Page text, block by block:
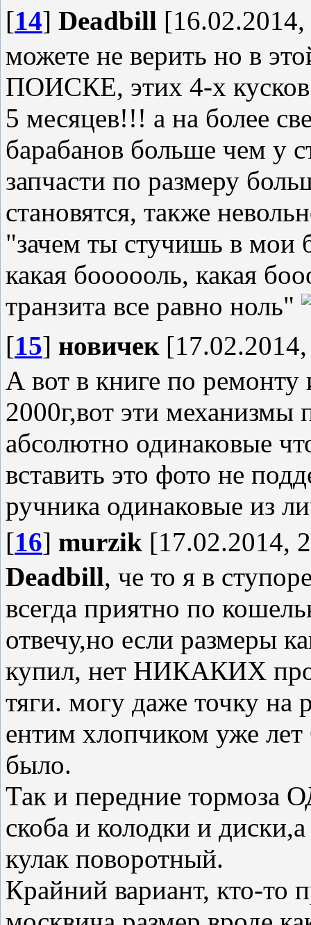
[14] Deadbill
можете не верить но в
ПОИСКЕ, этих 4-х кусков
5 месяцев!!! а на более
барабанов больше чем у
запчасти по размеру
становятся, также
"зачем ты стучишь в мои
какая боооооль, какая
транзита все равно ноль"
[15] новичек
А вот в книге по ремонту
2000г,вот эти
абсолютно одинаковые
вставить это фото не
ручника одинаковые из
[16] murzik [17.02.2014,
Deadbill, че то я в
всегда приятно по
отвечу,но если размеры
купил, нет НИКАКИХ
тяги. могу даже точку на
ентим хлопчиком уже
было.
Так и передние
скоба и колодки и
кулак поворотный.
Крайний вариант, кто-то